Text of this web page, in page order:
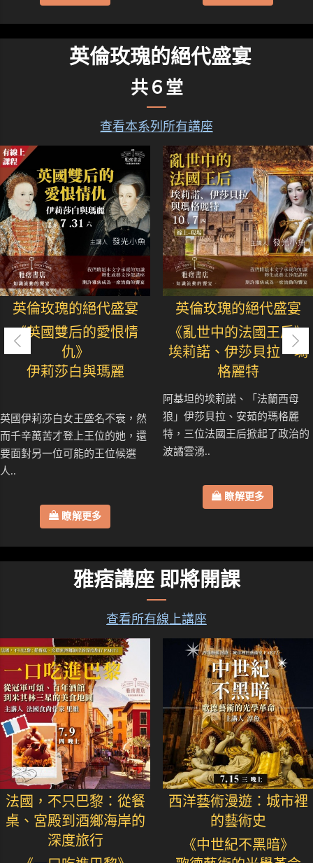
英倫玫瑰的絕代盛宴
共６堂
查看本系列所有講座
英倫玫瑰的絕代盛宴
《英國雙后的愛恨情
仇》
伊莉莎白與瑪麗
英國伊莉莎白女王盛名不衰，然
而千辛萬苦才登上王位的她，還
要面對另一位可能的王位候選
人..
瞭解更多
英倫玫瑰的絕代盛宴
《亂世中的法國王后》
埃莉諾、伊莎貝拉、瑪
格麗特
阿基坦的埃莉諾、「法蘭西母
狼」伊莎貝拉、安茹的瑪格麗
特，三位法國王后掀起了政治的
波譎雲湧..
瞭解更多
雅痞講座 即將開課
查看所有線上講座
法國，不只巴黎：從餐
桌、宮殿到酒鄉海岸的
深度旅行
西洋藝術漫遊：城市裡
的藝術史
《中世紀不黑暗》